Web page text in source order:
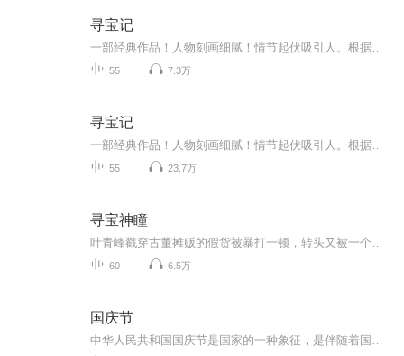
寻宝记
55 7.3万
寻宝记
55 23.7万
寻宝神瞳
60 6.5万
国庆节